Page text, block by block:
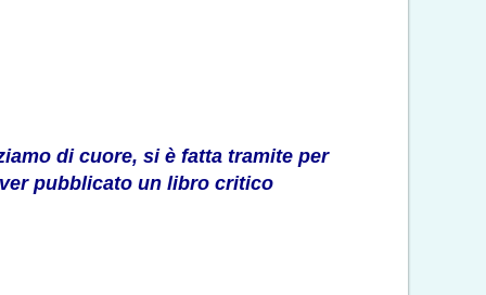
di cuore, si è fatta tramite per
pubblicato un libro critico